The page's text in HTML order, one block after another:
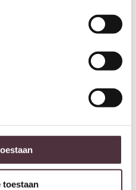
toestaan
UrbanSofa Bankstel Tommy